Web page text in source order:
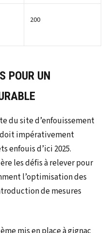
200
POUR UN
du site d’enfouissement
doit impérativement
enfouis d’ici 2025.
les défis à relever pour
l’optimisation des
de mesures